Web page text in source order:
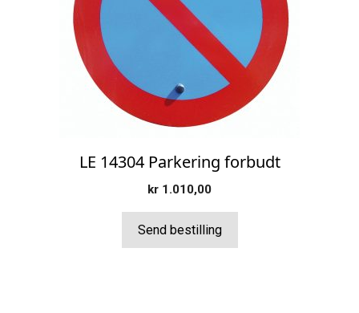
LE 14304 Parkering forbudt
kr 1.010,00
Send bestilling